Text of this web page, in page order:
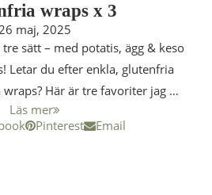
wraps x 3
maj, 2025
sätt – med potatis, ägg & keso
Letar du efter enkla, glutenfria
Här är tre favoriter jag …
Läs mer
Pinterest Email